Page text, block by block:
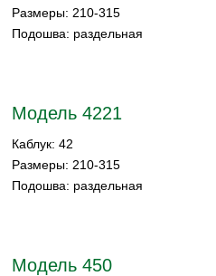
Размеры: 210-315
Подошва: раздельная
Модель 4221
Каблук: 42
Размеры: 210-315
Подошва: раздельная
Модель 450